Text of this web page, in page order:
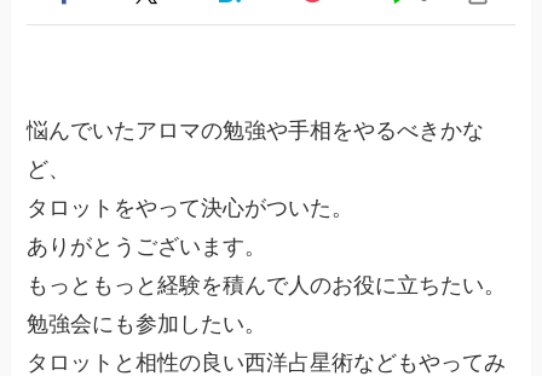
悩んでいたアロマの勉強や手相をやるべきかな
ど、
タロットをやって決心がついた。
ありがとうございます。
もっともっと経験を積んで人のお役に立ちたい。
勉強会にも参加したい。
タロットと相性の良い西洋占星術などもやってみ